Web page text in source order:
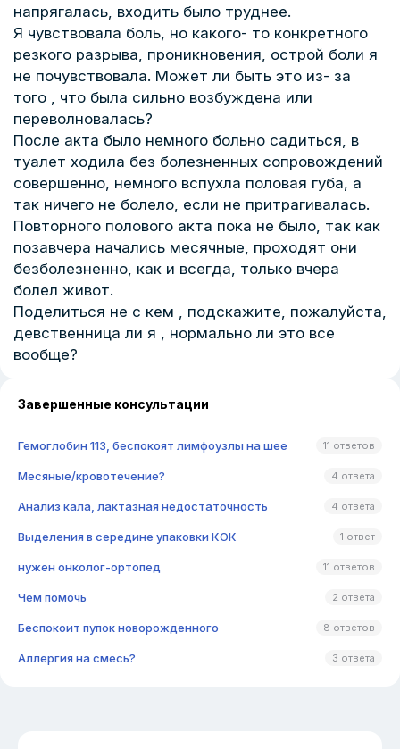
напрягалась, входить было труднее.
Я чувствовала боль, но какого- то конкретного
резкого разрыва, проникновения, острой боли я
не почувствовала. Может ли быть это из- за
того , что была сильно возбуждена или
переволновалась?
После акта было немного больно садиться, в
туалет ходила без болезненных сопровождений
совершенно, немного вспухла половая губа, а
так ничего не болело, если не притрагивалась.
Повторного полового акта пока не было, так как
позавчера начались месячные, проходят они
безболезненно, как и всегда, только вчера
болел живот.
Поделиться не с кем , подскажите, пожалуйста,
девственница ли я , нормально ли это все
вообще?
Завершенные консультации
Гемоглобин 113, беспокоят лимфоузлы на шее 11 ответов
Месяные/кровотечение? 4 ответа
Анализ кала, лактазная недостаточность 4 ответа
Выделения в середине упаковки КОК 1 ответ
нужен онколог-ортопед 11 ответов
Чем помочь 2 ответа
Беспокоит пупок новорожденного 8 ответов
Аллергия на смесь? 3 ответа